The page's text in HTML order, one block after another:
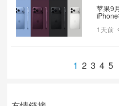
苹果9
1天前
1 2 3 4 5